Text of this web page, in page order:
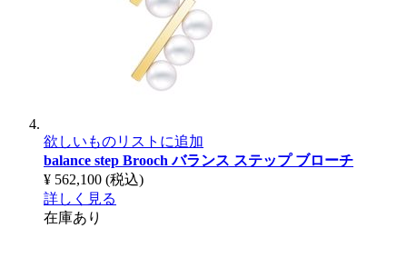
欲しいものリストに追加
balance step Broochバランス ステップ ブローチ
¥ 562,100 (税込)
詳しく見る
在庫あり